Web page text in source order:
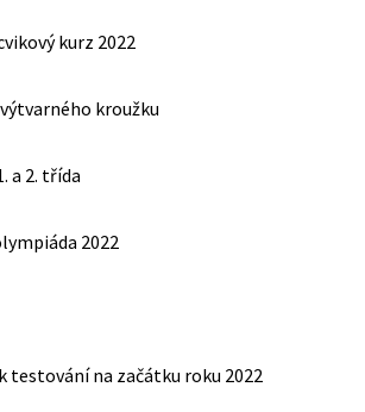
kurz 2022
kroužku
a 2. třída
2022
testování na začátku roku 2022